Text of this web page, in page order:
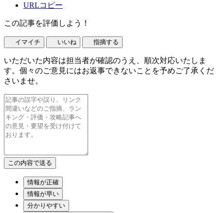
URLコピー
この記事を評価しよう！
イマイチ いいね 指摘する
いただいた内容は担当者が確認のうえ、順次対応いたしま
す。個々のご意見にはお返事できないことを予めご了承くだ
さいませ。
情報が正確
情報が早い
分かりやすい